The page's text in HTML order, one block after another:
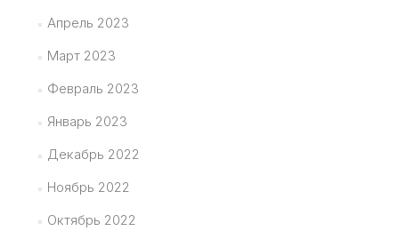
Апрель 2023
Март 2023
Февраль 2023
Январь 2023
Декабрь 2022
Ноябрь 2022
Октябрь 2022